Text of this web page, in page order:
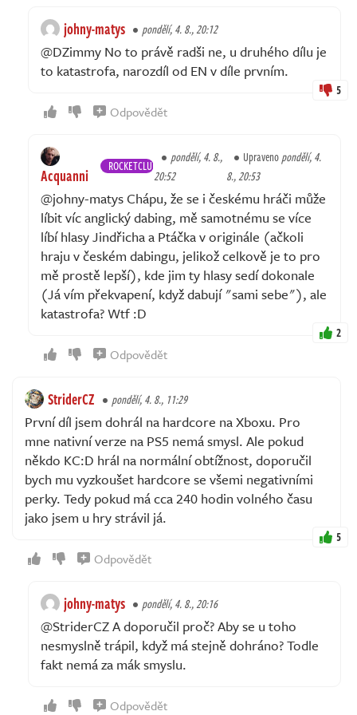
johny-matys pondělí, 4. 8., 20:12
@DZimmy No to právě radši ne, u druhého dílu je
to katastrofa, narozdíl od EN v díle prvním.
5
Odpovědět
Acquanni ROCKETCLUB
pondělí, 4. 8.,
20:52
Upravenopondělí, 4.
8., 20:53
@johny-matys Chápu, že se i českému hráči může
líbit víc anglický dabing, mě samotnému se více
líbí hlasy Jindřicha a Ptáčka v originále (ačkoli
hraju v českém dabingu, jelikož celkově je to pro
mě prostě lepší), kde jim ty hlasy sedí dokonale
(Já vím překvapení, když dabují "sami sebe"), ale
katastrofa? Wtf :D
2
Odpovědět
StriderCZ pondělí, 4. 8., 11:29
První díl jsem dohrál na hardcore na Xboxu. Pro
mne nativní verze na PS5 nemá smysl. Ale pokud
někdo KC:D hrál na normální obtížnost, doporučil
bych mu vyzkoušet hardcore se všemi negativními
perky. Tedy pokud má cca 240 hodin volného času
jako jsem u hry strávil já.
5
Odpovědět
johny-matys pondělí, 4. 8., 20:16
@StriderCZ A doporučil proč? Aby se u toho
nesmyslně trápil, když má stejně dohráno? Todle
fakt nemá za mák smyslu.
Odpovědět